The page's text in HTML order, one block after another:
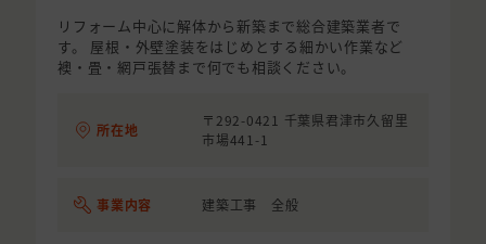
リフォーム中心に解体から新築まで総合建築業者で
す。 屋根・外壁塗装をはじめとする細かい作業など
襖・畳・網戸張替まで何でも相談ください。
所在地
〒292-0421 千葉県君津市久留里
市場441-1
事業内容 建築工事 全般